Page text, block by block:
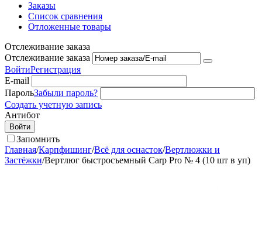
Заказы
Список сравнения
Отложенные товары
Отслеживание заказа
Отслеживание заказа
ВойтиРегистрация
E-mail
ПарольЗабыли пароль?
Создать учетную запись
Антибот
Войти
Запомнить
Главная/Карпфишинг/Всё для оснасток/Вертлюжки и
Застёжки/Вертлюг быстросъемный Carp Pro № 4 (10 шт в уп)